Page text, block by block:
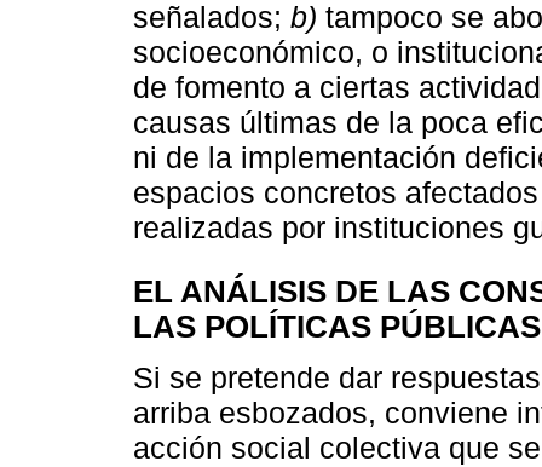
señalados; b) tampoco se
socioeconómico, o
de fomento a ciertas
causas últimas de la poca
ni de la implementación
espacios concretos
realizadas por instituciones
EL ANÁLISIS DE LAS
LAS POLÍTICAS PÚBLICAS
Si se pretende dar
arriba esbozados, conviene
acción social colectiva que